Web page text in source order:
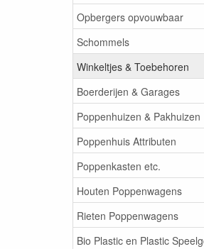
Opbergers opvouwbaar
Schommels
Winkeltjes & Toebehoren
Boerderijen & Garages
Poppenhuizen & Pakhuizen
Poppenhuis Attributen
Poppenkasten etc.
Houten Poppenwagens
Rieten Poppenwagens
Bio Plastic en Plastic